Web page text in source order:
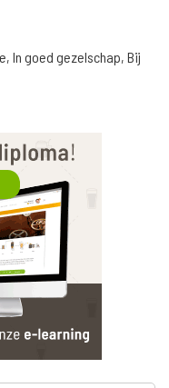
In goed gezelschap, Bij